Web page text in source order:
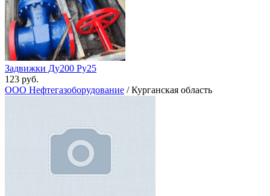
Задвижки Ду200 Ру25
123 руб.
ООО Нефтегазоборудование / Курганская область